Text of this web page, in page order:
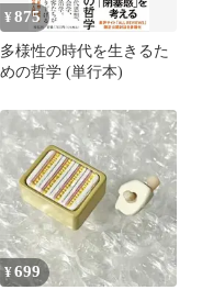
¥875
多様性の時代を生きるた
めの哲学 (単行本)
¥699